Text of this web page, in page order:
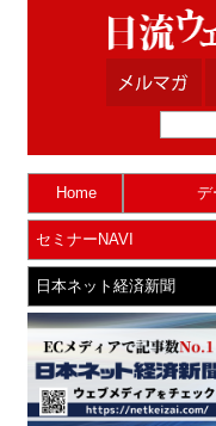
Home デ
セミナーNAVI
日本ネット経済新聞